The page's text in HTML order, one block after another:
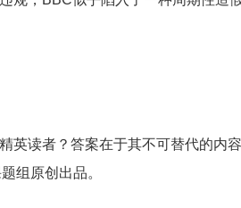
读者？答案在于其不可替代的内
组原创出品。